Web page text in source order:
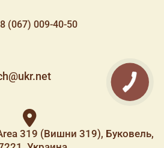
(067) 009-40-50
319 (Вишни 319), Буковель,